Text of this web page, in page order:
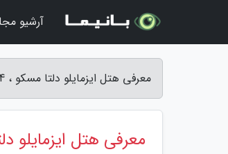
معرفی هتل ایزمایلو دلتا مسکو ، 4 ستاره - مجله خزرکوه
معرفی هتل ایزمایلو دلتا
آرشیو